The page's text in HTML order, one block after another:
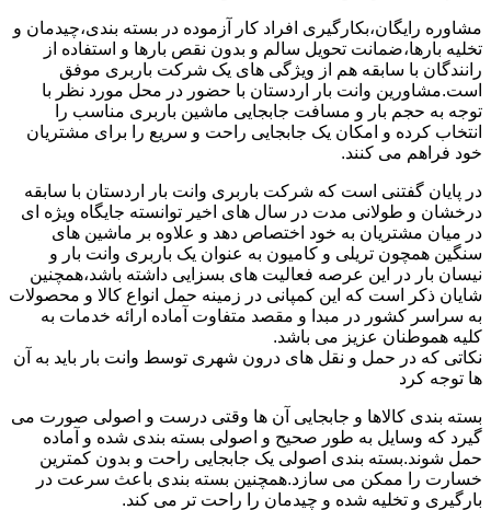
مشاوره رایگان،بکارگیری افراد کار آزموده در بسته بندی،چیدمان و
تخلیه بارها،ضمانت تحویل سالم و بدون نقص بارها و استفاده از
رانندگان با سابقه هم از ویژگی های یک شرکت باربری موفق
است.مشاورین وانت بار اردستان با حضور در محل مورد نظر با
توجه به حجم بار و مسافت جابجایی ماشین باربری مناسب را
انتخاب کرده و امکان یک جابجایی راحت و سریع را برای مشتریان
خود فراهم می کنند.
در پایان گفتنی است که شرکت باربری وانت بار اردستان با سابقه
درخشان و طولانی مدت در سال های اخیر توانسته جایگاه ویژه ای
در میان مشتریان به خود اختصاص دهد و علاوه بر ماشین های
سنگین همچون تریلی و کامیون به عنوان یک باربری وانت بار و
نیسان بار در این عرصه فعالیت های بسزایی داشته باشد،همچنین
شایان ذکر است که این کمپانی در زمینه حمل انواع کالا و محصولات
به سراسر کشور در مبدا و مقصد متفاوت آماده ارائه خدمات به
کلیه هموطنان عزیز می باشد.
نکاتی که در حمل و نقل های درون شهری توسط وانت بار باید به آن
ها توجه کرد
بسته بندی کالاها و جابجایی آن ها وقتی درست و اصولی صورت می
گیرد که وسایل به طور صحیح و اصولی بسته بندی شده و آماده
حمل شوند.بسته بندی اصولی یک جابجایی راحت و بدون کمترین
خسارت را ممکن می سازد.همچنین بسته بندی باعث سرعت در
بارگیری و تخلیه شده و چیدمان را راحت تر می کند.